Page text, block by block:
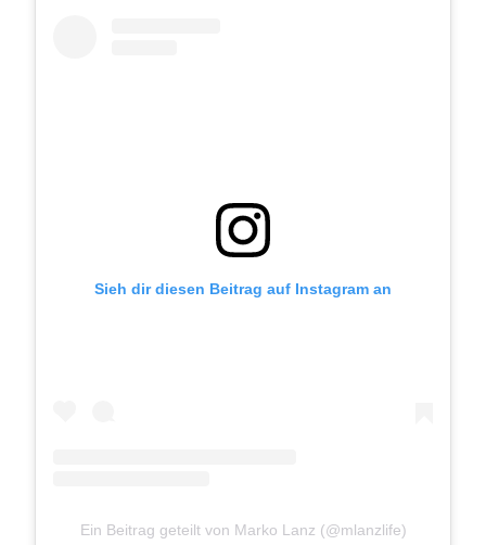
Sieh dir diesen Beitrag auf Instagram an
Ein Beitrag geteilt von Marko Lanz (@mlanzlife)